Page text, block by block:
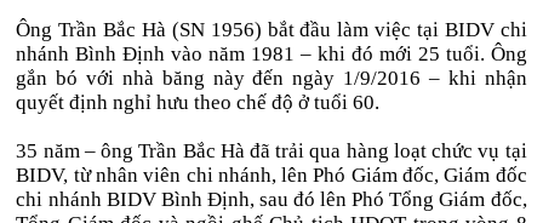
Ông Trần Bắc Hà (SN 1956) bắt đầu làm việc tại BIDV chi
nhánh Bình Định vào năm 1981 – khi đó mới 25 tuổi. Ông
gắn bó với nhà băng này đến ngày 1/9/2016 – khi nhận
quyết định nghỉ hưu theo chế độ ở tuổi 60.
35 năm – ông Trần Bắc Hà đã trải qua hàng loạt chức vụ tại
BIDV, từ nhân viên chi nhánh, lên Phó Giám đốc, Giám đốc
chi nhánh BIDV Bình Định, sau đó lên Phó Tổng Giám đốc,